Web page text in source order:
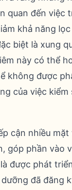
quan đến việc
khả năng
biệt là xung
này có thể
không được
của việc
cận nhiều
góp phần vào
được phát
đã đăng